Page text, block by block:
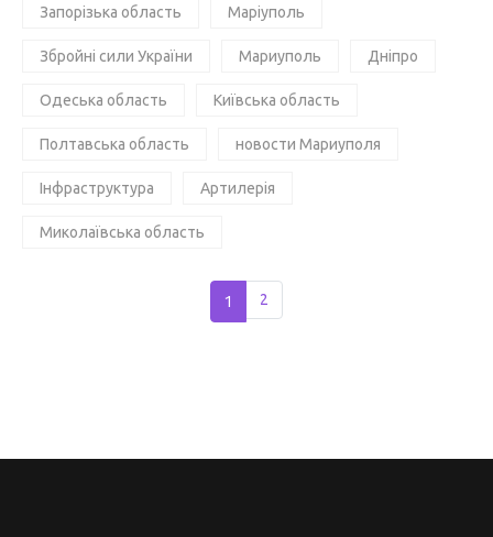
Запорізька область Маріуполь
Збройні сили України Мариуполь Дніпро
Одеська область Київська область
Полтавська область новости Мариуполя
Інфраструктура Артилерія
Миколаївська область
1 2